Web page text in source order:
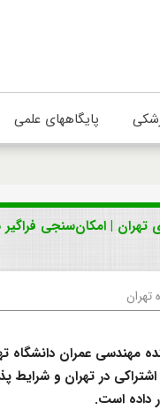
پایگاههای علمی
| امکان‌سنجی فراگیر
تهران
مهندسی عمران دانشگاه
اشتراکی در تهران و شرایط
داده است.